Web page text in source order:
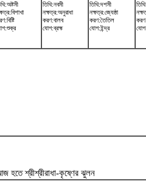
তিথি:নবমী
নক্ষত্র:অনুরাধা
করণ:বালব
যোগ:ব্রহ্ম
তিথি:দশমী
নক্ষত্র:জ্যেষ্ঠা
করণ:তৈতিল
যোগ:ইন্দ্র
হতে শ্রীশ্রীরাধা-কৃষ্ণের ঝুলন